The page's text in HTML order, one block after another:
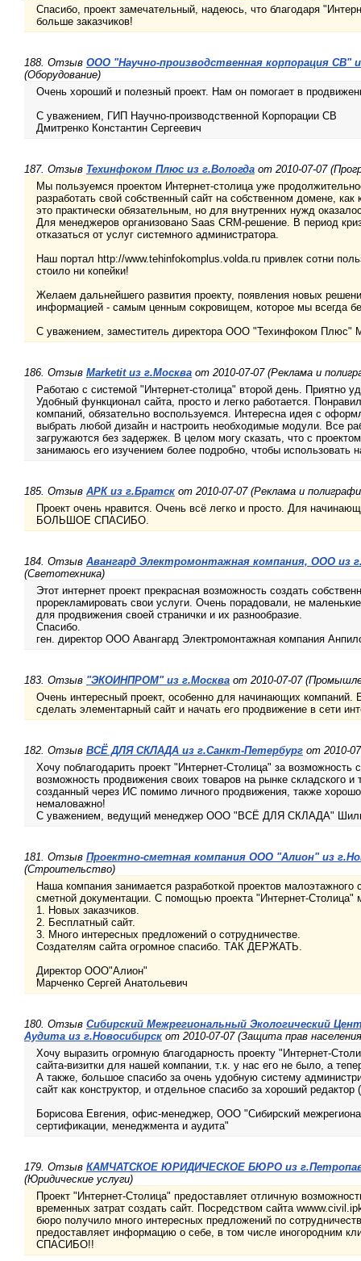
Спасибо, проект замечательный, надеюсь, что благодаря
больше заказчиков!
188. Отзыв ООО "Научно-производственная корпорация СВ"
(Оборудование)
Очень хороший и полезный проект. Нам он помогает в
С уважением, ГИП Научно-производственной Корпорации СВ
Дмитренко Константин Сергеевич
187. Отзыв Техинфоком Плюс из г.Вологда от 2010-07-07
Мы пользуемся проектом Интернет-столица уже
разработать свой собственный сайт на собственном домене, как
это практически обязательным, но для внутренних нужд
Для менеджеров организовано Saas CRM-решение. В период
отказаться от услуг системного администратора.
Наш портал http://www.tehinfokomplus.volda.ru привлек сотни
стоило ни копейки!
Желаем дальнейшего развития проекту, появления новых
информацией - самым ценным сокровищем, которое мы всегда
С уважением, заместитель директора ООО "Техинфоком Плюс"
186. Отзыв Marketit из г.Москва от 2010-07-07 (Реклама и
Работаю с системой "Интернет-столица" второй день. Приятно
Удобный функционал сайта, просто и легко работается.
компаний, обязательно воспользуемся. Интересна идея с
выбрать любой дизайн и настроить необходимые модули. Все
загружаются без задержек. В целом могу сказать, что с
занимаюсь его изучением более подробно, чтобы использовать
185. Отзыв АРК из г.Братск от 2010-07-07 (Реклама и
Проект очень нравится. Очень всё легко и просто. Для
БОЛЬШОЕ СПАСИБО.
184. Отзыв Авангард Электромонтажная компания, ООО из
(Светотехника)
Этот интернет проект прекрасная возможность создать
прорекламировать свои услуги. Очень порадовали, не
для продвижения своей странички и их разнообразие.
Спасибо.
ген. директор ООО Авангард Электромонтажная компания
183. Отзыв "ЭКОИНПРОМ" из г.Москва от 2010-07-07
Очень интересный проект, особенно для начинающих компаний.
сделать элементарный сайт и начать его продвижение в сети
182. Отзыв ВСЁ ДЛЯ СКЛАДА из г.Санкт-Петербург от 2010-
Хочу поблагодарить проект "Интернет-Столица" за возможность
возможность продвижения своих товаров на рынке складского и
созданный через ИС помимо личного продвижения, также
немаловажно!
С уважением, ведущий менеджер ООО "ВСЁ ДЛЯ СКЛАДА"
181. Отзыв Проектно-сметная компания ООО "Алион" из
(Строительство)
Наша компания занимается разработкой проектов малоэтажного
сметной документации. С помощью проекта "Интернет-Столица"
1. Новых заказчиков.
2. Бесплатный сайт.
3. Много интересных предложений о сотрудничестве.
Создателям сайта огромное спасибо. ТАК ДЕРЖАТЬ.
Директор ООО"Алион"
Марченко Сергей Анатольевич
180. Отзыв Сибирский Межрегиональный Экологический
Аудита из г.Новосибирск от 2010-07-07 (Защита прав
Хочу выразить огромную благодарность проекту "Интернет-
сайта-визитки для нашей компании, т.к. у нас его не было, а
А также, большое спасибо за очень удобную систему
сайт как конструктор, и отдельное спасибо за хороший
Борисова Евгения, офис-менеджер, ООО "Сибирский
сертификации, менеджмента и аудита"
179. Отзыв КАМЧАТСКОЕ ЮРИДИЧЕСКОЕ БЮРО из
(Юридические услуги)
Проект "Интернет-Столица" предоставляет отличную
временных затрат создать сайт. Посредством сайта
бюро получило много интересных предложений по
предоставляет информацию о себе, в том числе иногородним
СПАСИБО!!